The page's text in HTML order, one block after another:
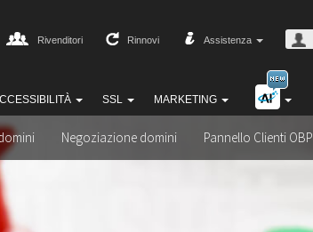
SSL MARKETING
Rivenditori Rinnovi Assistenza
Negoziazione domini Pannello Clienti OBP